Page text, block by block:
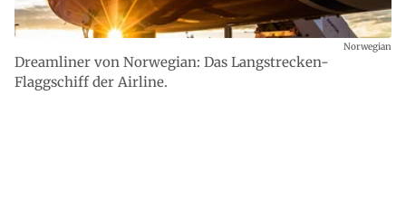
Dreamliner von Norwegian: Das Langstrecken-
Flaggschiff der Airline.
Norwegian